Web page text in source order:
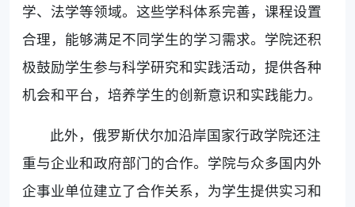
学、法学等领域。这些学科体系完善，课程设置
合理，能够满足不同学生的学习需求。学院还积
极鼓励学生参与科学研究和实践活动，提供各种
机会和平台，培养学生的创新意识和实践能力。
此外，俄罗斯伏尔加沿岸国家行政学院还注
重与企业和政府部门的合作。学院与众多国内外
企事业单位建立了合作关系，为学生提供实习和